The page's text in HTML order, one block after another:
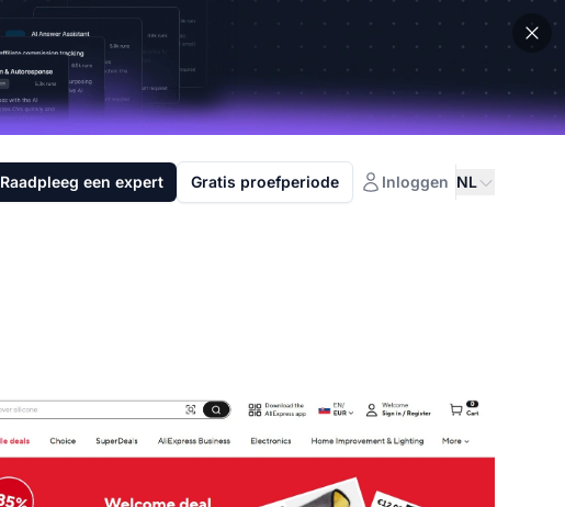
Raadpleeg een expert Gratis proefperiode Inloggen NL